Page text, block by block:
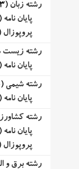
رشته زبان (3)
پایان نامه (2)
پروپوزال
رشته زیست
پایان نامه (3)
رشته شیمی (5)
پایان نامه (5)
رشته
پایان نامه (5)
پروپوزال
رشته برق و